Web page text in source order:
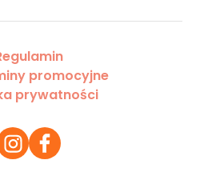
promocyjne
prywatności